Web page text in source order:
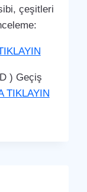
çeşitleri
) Geçiş
TIKLAYIN